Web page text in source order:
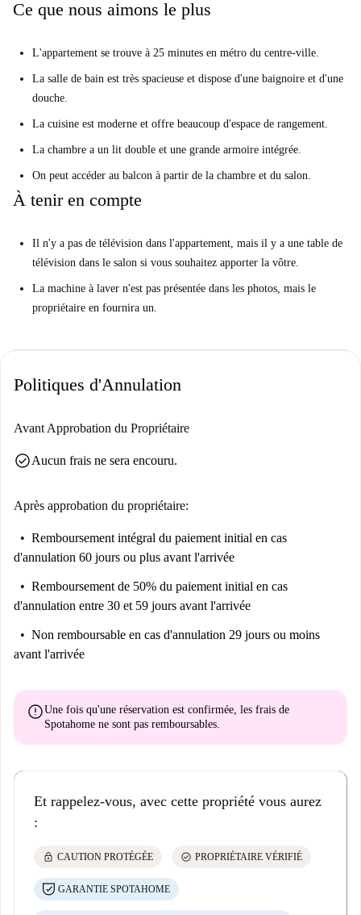
Ce que nous aimons le plus
L'appartement se trouve à 25 minutes en métro du centre-ville.
La salle de bain est très spacieuse et dispose d'une baignoire et d'une
douche.
La cuisine est moderne et offre beaucoup d'espace de rangement.
La chambre a un lit double et une grande armoire intégrée.
On peut accéder au balcon à partir de la chambre et du salon.
À tenir en compte
Il n'y a pas de télévision dans l'appartement, mais il y a une table de
télévision dans le salon si vous souhaitez apporter la vôtre.
La machine à laver n'est pas présentée dans les photos, mais le
propriétaire en fournira un.
Politiques d'Annulation
Avant Approbation du Propriétaire
check_circleAucun frais ne sera encouru.
Après approbation du propriétaire:
Remboursement intégral du paiement initial en cas
d'annulation 60 jours ou plus avant l'arrivée
Remboursement de 50% du paiement initial en cas
d'annulation entre 30 et 59 jours avant l'arrivée
Non remboursable en cas d'annulation 29 jours ou moins
avant l'arrivée
errorUne fois qu'une réservation est confirmée, les frais de
Spotahome ne sont pas remboursables.
Et rappelez-vous, avec cette propriété vous aurez
:
lock CAUTION PROTÉGÉE check_circle PROPRIÉTAIRE VÉRIFIÉ
GARANTIE SPOTAHOME